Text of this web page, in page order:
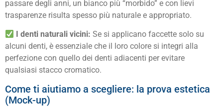
passare degli anni, un bianco più “morbido” e con lievi
trasparenze risulta spesso più naturale e appropriato.
I denti naturali vicini: Se si applicano faccette solo su
alcuni denti, è essenziale che il loro colore si integri alla
perfezione con quello dei denti adiacenti per evitare
qualsiasi stacco cromatico.
Come ti aiutiamo a scegliere: la prova estetica
(Mock-up)